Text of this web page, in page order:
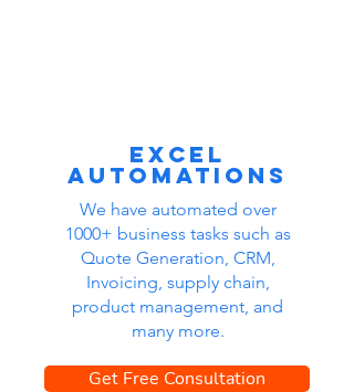
Excel
automations
We have automated over
1000+ business tasks such as
Quote Generation, CRM,
Invoicing, supply chain,
product management, and
many more.
Get Free Consultation